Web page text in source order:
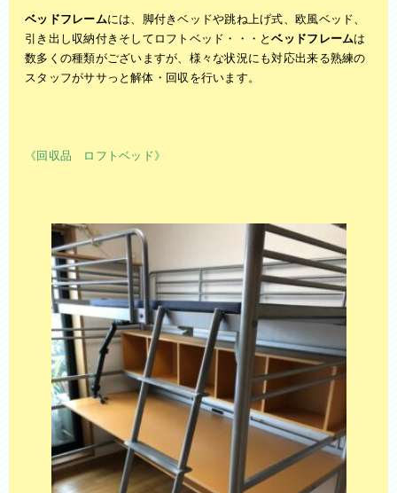
ベッドフレームには、脚付きベッドや跳ね上げ式、欧風ベッド、
引き出し収納付きそしてロフトベッド・・・とベッドフレームは
数多くの種類がございますが、様々な状況にも対応出来る熟練の
スタッフがササっと解体・回収 を行います。
《回収品 ロフトベッド》